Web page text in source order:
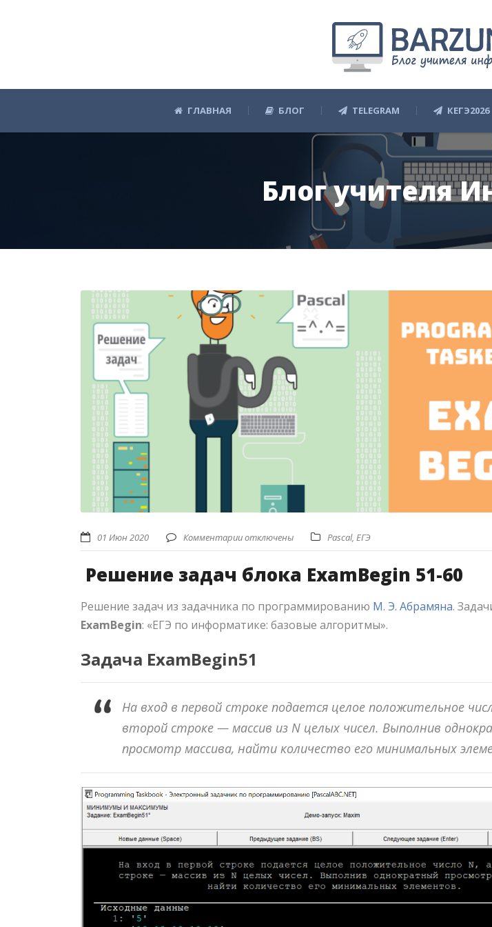
ГЛАВНАЯ БЛОГ TELEGRAM КЕГЭ2026
Блог учителя
01 Июн 2020 Комментарии отключены Pascal, ЕГЭ
Решение задач блока ExamBegin 51-60
Решение задач из задачника по программированию М. Э. Абрамяна.
ExamBegin: «ЕГЭ по информатике: базовые алгоритмы».
Задача ExamBegin51
На вход в первой строке подается целое положительное
второй строке — массив из N целых чисел. Выполнив
просмотр массива, найти количество его минимальных